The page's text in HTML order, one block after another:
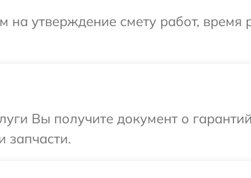
на утверждение смету работ, время
Вы получите документ о
запчасти.